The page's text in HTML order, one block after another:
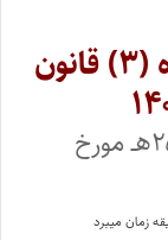
نصاب معاملات موضوع ماده (۳) قانون
تصویبنامه شماره ۲۰۸۷۷/ت۲۵۶۳۴هـ مورخ